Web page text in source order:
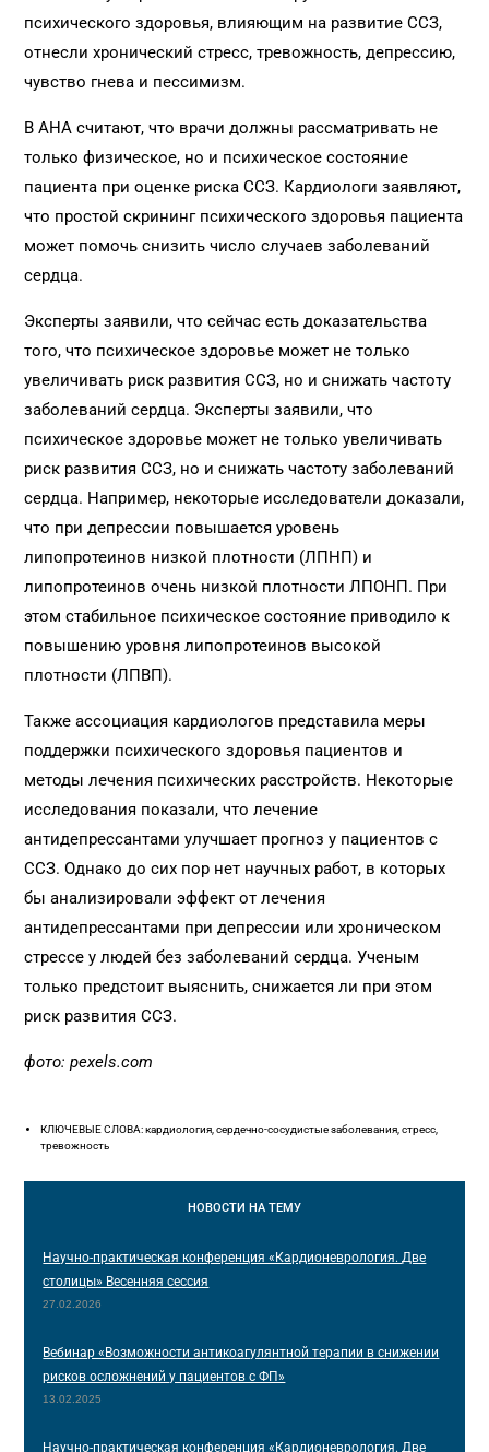
психического здоровья, влияющим на развитие ССЗ,
отнесли хронический стресс, тревожность, депрессию,
чувство гнева и пессимизм.
В AHA считают, что врачи должны рассматривать не
только физическое, но и психическое состояние
пациента при оценке риска ССЗ. Кардиологи заявляют,
что простой скрининг психического здоровья пациента
может помочь снизить число случаев заболеваний
сердца.
Эксперты заявили, что сейчас есть доказательства
того, что психическое здоровье может не только
увеличивать риск развития ССЗ, но и снижать частоту
заболеваний сердца. Эксперты заявили, что
психическое здоровье может не только увеличивать
риск развития ССЗ, но и снижать частоту заболеваний
сердца. Например, некоторые исследователи доказали,
что при депрессии повышается уровень
липопротеинов низкой плотности (ЛПНП) и
липопротеинов очень низкой плотности ЛПОНП. При
этом стабильное психическое состояние приводило к
повышению уровня липопротеинов высокой
плотности (ЛПВП).
Также ассоциация кардиологов представила меры
поддержки психического здоровья пациентов и
методы лечения психических расстройств. Некоторые
исследования показали, что лечение
антидепрессантами улучшает прогноз у пациентов с
ССЗ. Однако до сих пор нет научных работ, в которых
бы анализировали эффект от лечения
антидепрессантами при депрессии или хроническом
стрессе у людей без заболеваний сердца. Ученым
только предстоит выяснить, снижается ли при этом
риск развития ССЗ.
фото: pexels.com
КЛЮЧЕВЫЕ СЛОВА: кардиология, сердечно-сосудистые заболевания, стресс,
тревожность
НОВОСТИ НА ТЕМУ
Научно-практическая конференция «Кардионеврология. Две
столицы» Весенняя сессия
27.02.2026
Вебинар «Возможности антикоагулянтной терапии в снижении
рисков осложнений у пациентов с ФП»
13.02.2025
Научно-практическая конференция «Кардионеврология. Две